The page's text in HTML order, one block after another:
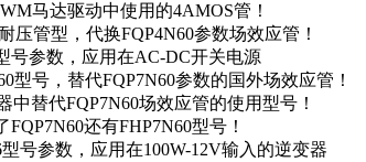
马达驱动中使用的4AMOS管！
压管型，代换FQP4N60参数场效应管！
号参数，应用在AC-DC开关电源
型号，替代FQP7N60参数的国外场效应管！
替代FQP7N60场效应管的使用型号！
还有FHP7N60型号！
号参数，应用在100W-12V输入的逆变器